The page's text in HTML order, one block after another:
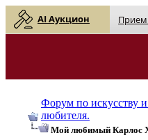
AI Аукцион Прием
Форум по искусству
любителя.
Мой любимый Карлос